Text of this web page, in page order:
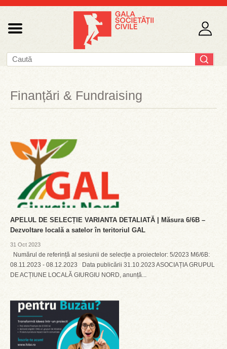
Finanțări & Fundraising
APELUL DE SELECȚIE VARIANTA DETALIATĂ | Măsura 6/6B –
Dezvoltare locală a satelor în teritoriul GAL
31 Oct 2023
Numărul de referință al sesiunii de selecție a proiectelor: 5/2023 M6/6B:
08.11.2023 - 08.12.2023 Data publicării 31.10.2023 ASOCIAȚIA GRUPUL
DE ACȚIUNE LOCALĂ GIURGIU NORD, anunță...